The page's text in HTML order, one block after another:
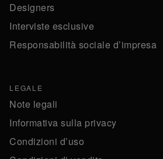
Designers
Interviste esclusive
Responsabilità sociale d’impresa
LEGALE
Note legali
Informativa sulla privacy
Condizioni d’uso